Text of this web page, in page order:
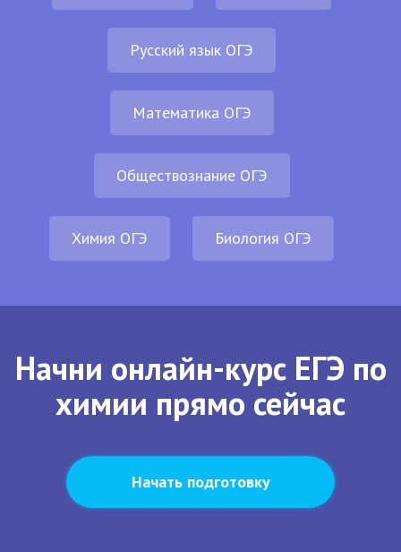
Русский язык ОГЭ
Математика ОГЭ
Обществознание ОГЭ
Химия ОГЭ Биология ОГЭ
Начни онлайн-курс ЕГЭ по
химии прямо сейчас
Начать подготовку